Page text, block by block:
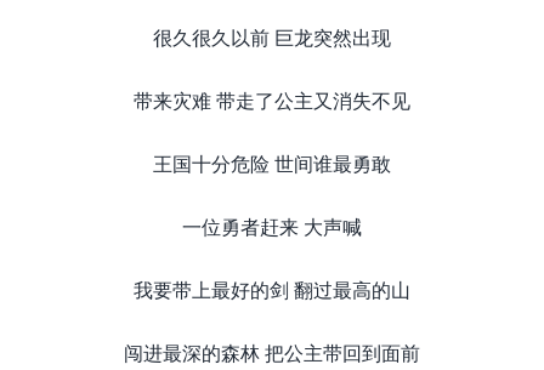
很久很久以前 巨龙突然出现
带来灾难 带走了公主又消失不见
王国十分危险 世间谁最勇敢
一位勇者赶来 大声喊
我要带上最好的剑 翻过最高的山
闯进最深的森林 把公主带回到面前